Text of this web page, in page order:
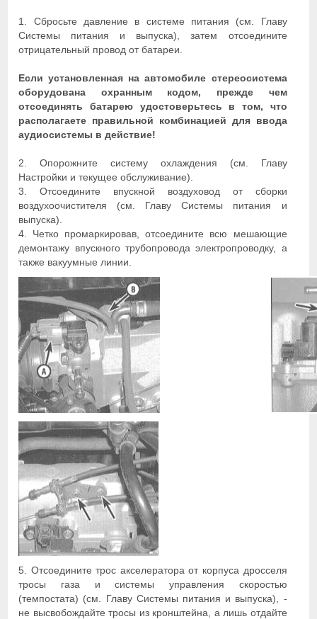
1. Сбросьте давление в системе питания (см. Главу
Системы питания и выпуска), затем отсоедините
отрицательный провод от батареи.
Если установленная на автомобиле стереосистема
оборудована охранным кодом, прежде чем
отсоединять батарею удостоверьтесь в том, что
располагаете правильной комбинацией для ввода
аудиосистемы в действие!
2. Опорожните систему охлаждения (см. Главу
Настройки и текущее обслуживание).
3. Отсоедините впускной воздуховод от сборки
воздухоочистителя (см. Главу Системы питания и
выпуска).
4. Четко промаркировав, отсоедините всю мешающие
демонтажу впускного трубопровода электропроводку, а
также вакуумные линии.
5. Отсоедините трос акселератора от корпуса дросселя
тросы газа и системы управления скоростью
(темпостата) (см. Главу Системы питания и выпуска), -
не высвобождайте тросы из кронштейна, а лишь отдайте